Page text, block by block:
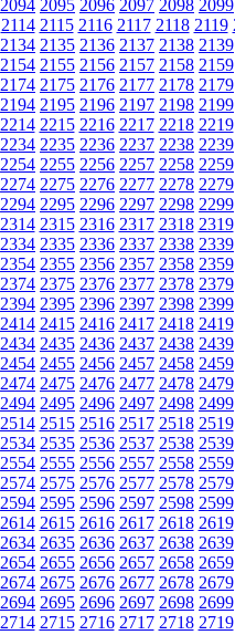
2094 2095 2096 2097 2098 2099
2114 2115 2116 2117 2118 2119
2134 2135 2136 2137 2138 2139
2154 2155 2156 2157 2158 2159
2174 2175 2176 2177 2178 2179
2194 2195 2196 2197 2198 2199
2214 2215 2216 2217 2218 2219
2234 2235 2236 2237 2238 2239
2254 2255 2256 2257 2258 2259
2274 2275 2276 2277 2278 2279
2294 2295 2296 2297 2298 2299
2314 2315 2316 2317 2318 2319
2334 2335 2336 2337 2338 2339
2354 2355 2356 2357 2358 2359
2374 2375 2376 2377 2378 2379
2394 2395 2396 2397 2398 2399
2414 2415 2416 2417 2418 2419
2434 2435 2436 2437 2438 2439
2454 2455 2456 2457 2458 2459
2474 2475 2476 2477 2478 2479
2494 2495 2496 2497 2498 2499
2514 2515 2516 2517 2518 2519
2534 2535 2536 2537 2538 2539
2554 2555 2556 2557 2558 2559
2574 2575 2576 2577 2578 2579
2594 2595 2596 2597 2598 2599
2614 2615 2616 2617 2618 2619
2634 2635 2636 2637 2638 2639
2654 2655 2656 2657 2658 2659
2674 2675 2676 2677 2678 2679
2694 2695 2696 2697 2698 2699
2714 2715 2716 2717 2718 2719